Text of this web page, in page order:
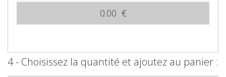
0.00 €
4 - Choisissez la quantité et ajoutez au panier :